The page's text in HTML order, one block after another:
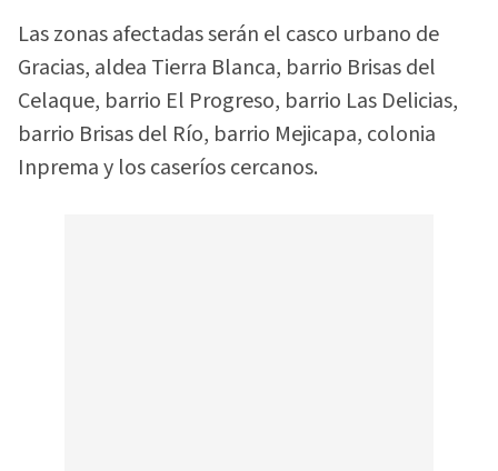
Las zonas afectadas serán el casco urbano de
Gracias, aldea Tierra Blanca, barrio Brisas del
Celaque, barrio El Progreso, barrio Las Delicias,
barrio Brisas del Río, barrio Mejicapa, colonia
Inprema y los caseríos cercanos.